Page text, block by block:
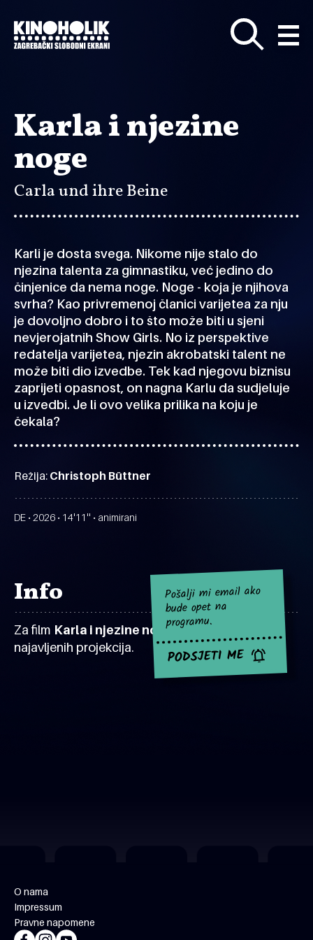
glavni
sadržaj
Karla i njezine
noge
Carla und ihre Beine
Karli je dosta svega. Nikome nije stalo do
njezina talenta za gimnastiku, već jedino do
činjenice da nema noge. Noge - koja je njihova
svrha? Kao privremenoj članici varijetea za nju
je dovoljno dobro i to što može biti u sjeni
nevjerojatnih Show Girls. No iz perspektive
redatelja varijetea, njezin akrobatski talent ne
može biti dio izvedbe. Tek kad njegovu biznisu
zaprijeti opasnost, on nagna Karlu da sudjeluje
u izvedbi. Je li ovo velika prilika na koju je
čekala?
Režija: Christoph Büttner
DE • 2026 • 14'11'' • animirani
Info
Za film Karla i njezine nogeza sad nema
najavljenih projekcija.
Pošalji mi email ako
bude opet na
programu.
PODSJETI ME
O nama
Impressum
Pravne napomene